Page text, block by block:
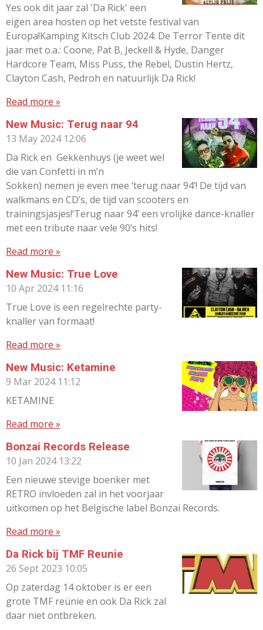
Yes ook dit jaar zal 'Da Rick' een
eigen area hosten op het vetste festival van
Europa!Kamping Kitsch Club 2024: De Terror Tente dit
jaar met o.a.: Coone, Pat B, Jeckell & Hyde, Danger
Hardcore Team, Miss Puss, the Rebel, Dustin Hertz,
Clayton Cash, Pedroh en natuurlijk Da Rick!
Read more »
New Music: Terug naar 94
13 May 2024 12:06
Da Rick en Gekkenhuys (je weet wel
die van Confetti in m’n
Sokken) nemen je even mee ‘terug naar 94’! De tijd van
walkmans en CD’s, de tijd van scooters en
trainingsjasjes!‘Terug naar 94’ een vrolijke dance-knaller
met een tribute naar vele 90’s hits!
Read more »
New Music: True Love
10 Apr 2024 11:16
True Love is een regelrechte party-
knaller van formaat!
Read more »
New Music: Ketamine
9 Mar 2024 11:12
KETAMINE
Read more »
Bonzai Records Release
10 Jan 2024 13:22
Een nieuwe stevige boenker met
RETRO invloeden zal in het voorjaar
uitkomen op het Belgische label Bonzai Records.
Read more »
Da Rick bij TMF Reunie
26 Sept 2023 10:05
Op zaterdag 14 oktober is er een
grote TMF reünie en ook Da Rick zal
daar niet ontbreken.